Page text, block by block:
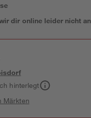
dir online leider nicht
hinterlegt
Märkten